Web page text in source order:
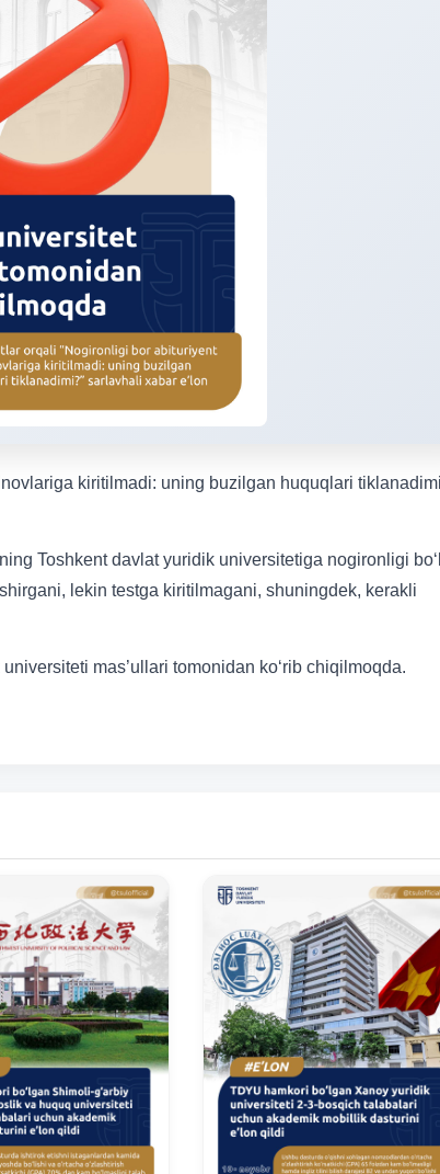
kiritilmadi: uning buzilgan huquqlari
Toshkent davlat yuridik universitetiga nogironligi
lekin testga kiritilmagani, shuningdek, kerakli
mas’ullari tomonidan ko‘rib chiqilmoqda.